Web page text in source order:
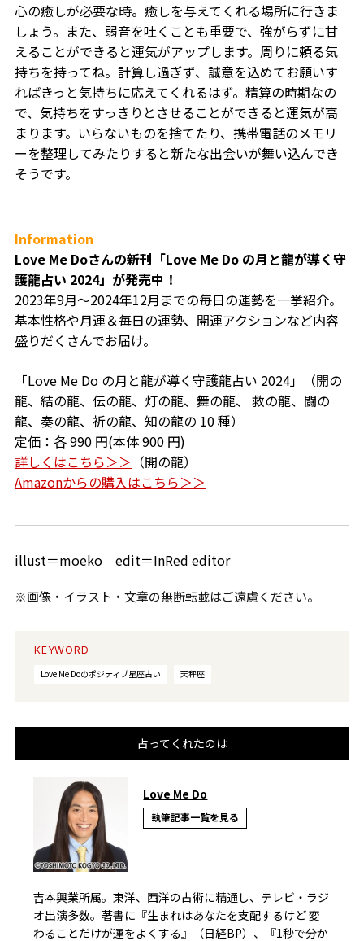
心の癒しが必要な時。癒しを与えてくれる場所に行きま
しょう。また、弱音を吐くことも重要で、強がらずに甘
えることができると運気がアップします。周りに頼る気
持ちを持ってね。計算し過ぎず、誠意を込めてお願いす
ればきっと気持ちに応えてくれるはず。精算の時期なの
で、気持ちをすっきりとさせることができると運気が高
まります。いらないものを捨てたり、携帯電話のメモリ
ーを整理してみたりすると新たな出会いが舞い込んでき
そうです。
Information
Love Me Doさんの新刊「Love Me Do の月と龍が導く守
護龍占い 2024」が発売中！
2023年9月～2024年12月までの毎日の運勢を一挙紹介。
基本性格や月運＆毎日の運勢、開運アクションなど内容
盛りだくさんでお届け。
「Love Me Do の月と龍が導く守護龍占い 2024」（開の
龍、結の龍、伝の龍、灯の龍、舞の龍、 救の龍、闘の
龍、奏の龍、祈の龍、知の龍の 10 種）
定価：各 990 円(本体 900 円)
詳しくはこちら＞＞ （開の龍）
Amazonからの購入はこちら＞＞
illust＝moeko edit＝InRed editor
※画像・イラスト・文章の無断転載はご遠慮ください。
KEYWORD
Love Me Doのポジティブ星座占い
天秤座
占ってくれたのは
Love Me Do
執筆記事一覧を見る
吉本興業所属。東洋、西洋の占術に精通し、テレビ・ラジ
オ出演多数。著書に『生まれはあなたを支配するけど 変
わることだけが運をよくする』（日経BP）、『1秒で分か